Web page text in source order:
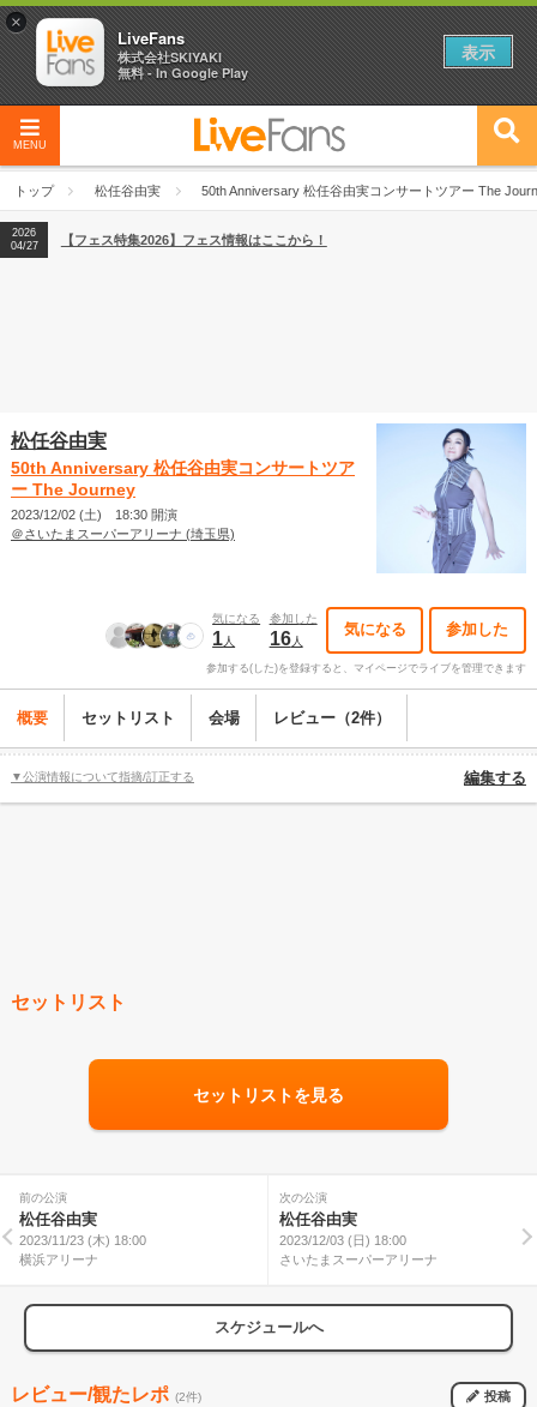
MENU
トップ 松任谷由実 50th Anniversary 松任谷由実コンサートツアー The
2026
04/27
2026
【ライブ動員ランキング】2026年上半期編発表！
2026
04/27
【フェス特集2026】フェス情報はここから！
松任谷由実
50th Anniversary 松任谷由実コンサートツア
ー The Journey
2023/12/02 (土) 18:30 開演
＠さいたまスーパーアリーナ (埼玉県)
気になる
1人
参加した
16人
気になる 参加した
参加する(した)を登録すると、マイページでライブを管理できます
概要 セットリスト 会場 レビュー（2件）
▼公演情報について指摘/訂正する 編集する
セットリスト
セットリストを見る
前の公演
松任谷由実
2023/11/23 (木) 18:00
横浜アリーナ
次の公演
松任谷由実
2023/12/03 (日) 18:00
さいたまスーパーアリーナ
スケジュールへ
レビュー/観たレポ (2件) 投稿
×
LiveFans
株式会社SKIYAKI
無料 - In Google Play
表示